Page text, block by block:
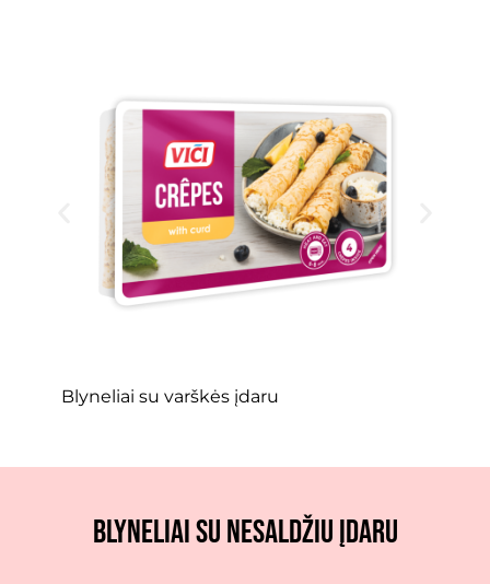
Blyneliai su šokolado įdaru
Blyneliai su nesaldžiu įdaru